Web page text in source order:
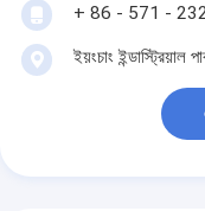
+ 86 - 571 -
ইয়ংচাং ইন্ডাস্ট্রিয়াল